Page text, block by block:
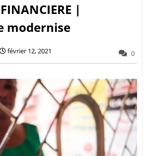
|
modernise
février 12, 2021 0